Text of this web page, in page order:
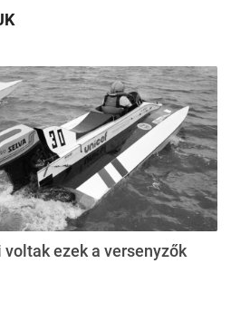
ezek a versenyzők